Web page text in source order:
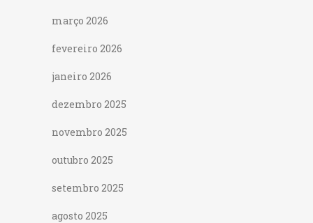
março 2026
fevereiro 2026
janeiro 2026
dezembro 2025
novembro 2025
outubro 2025
setembro 2025
agosto 2025